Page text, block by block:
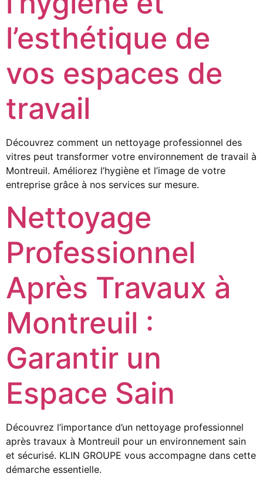
l’esthétique de
vos espaces de
travail
Découvrez comment un nettoyage professionnel des
vitres peut transformer votre environnement de travail à
Montreuil. Améliorez l’hygiène et l’image de votre
entreprise grâce à nos services sur mesure.
Nettoyage
Professionnel
Après Travaux à
Montreuil :
Garantir un
Espace Sain
Découvrez l’importance d’un nettoyage professionnel
après travaux à Montreuil pour un environnement sain
et sécurisé. KLIN GROUPE vous accompagne dans cette
démarche essentielle.